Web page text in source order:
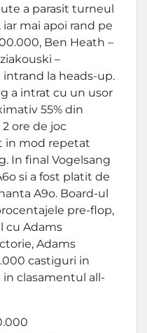
a parasit turneul
mai apoi rand pe
Ben Heath –
–
intrand la heads-up.
a intrat cu un usor
55% din
ore de joc
in mod repetat
In final Vogelsang
si a fost platit de
A9o. Board-ul
pre-flop,
cu Adams
Adams
castiguri in
in clasamentul all-